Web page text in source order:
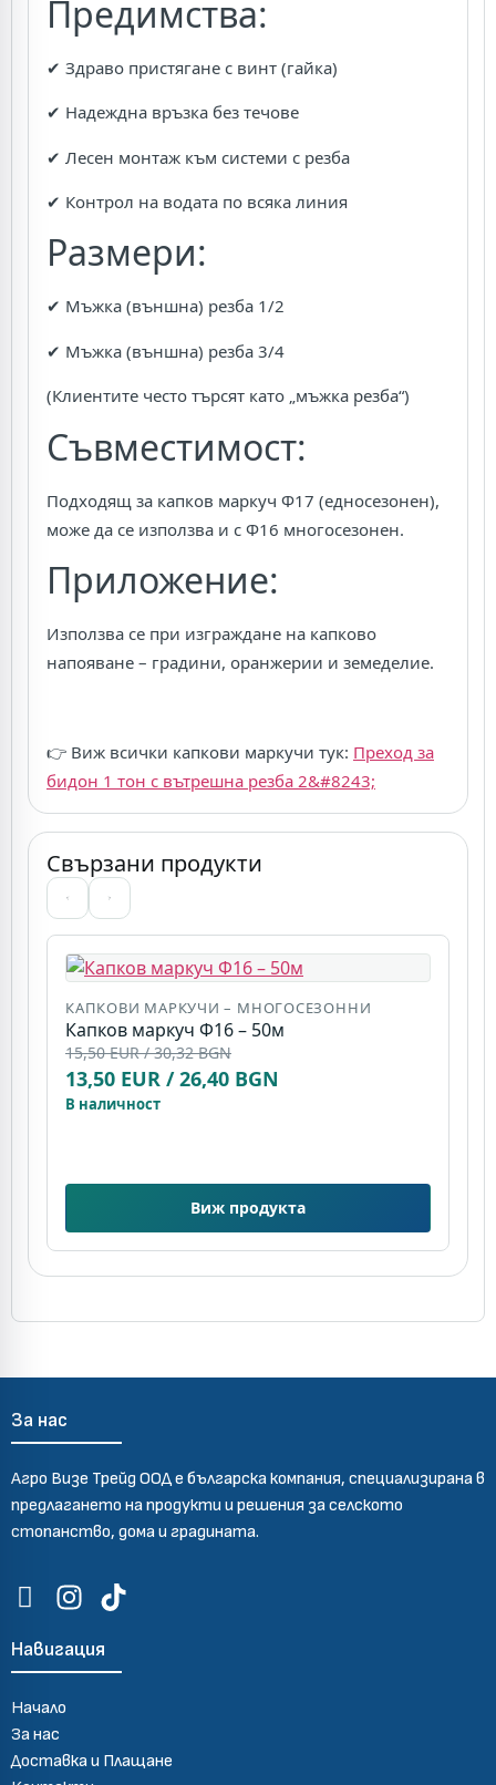
Предимства:
✔ Здраво пристягане с винт (гайка)
✔ Надеждна връзка без течове
✔ Лесен монтаж към системи с резба
✔ Контрол на водата по всяка линия
Размери:
✔ Мъжка (външна) резба 1/2
✔ Мъжка (външна) резба 3/4
(Клиентите често търсят като „мъжка резба“)
Съвместимост:
Подходящ за капков маркуч Ф17 (едносезонен),
може да се използва и с Ф16 многосезонен.
Приложение:
Използва се при изграждане на капково
напояване – градини, оранжерии и земеделие.
👉 Виж всички капкови маркучи тук: Преход за
бидон 1 тон с вътрешна резба 2&#8243;
Свързани продукти
КАПКОВИ МАРКУЧИ – МНОГОСЕЗОННИ
Капков маркуч Ф16 – 50м
15,50 EUR / 30,32 BGN
13,50 EUR / 26,40 BGN
В наличност
Виж продукта
За нас
Агро Визе Трейд ООД е българска компания, специализирана в
предлагането на продукти и решения за селското
стопанство, дома и градината.
Навигация
Начало
За нас
Доставка и Плащане